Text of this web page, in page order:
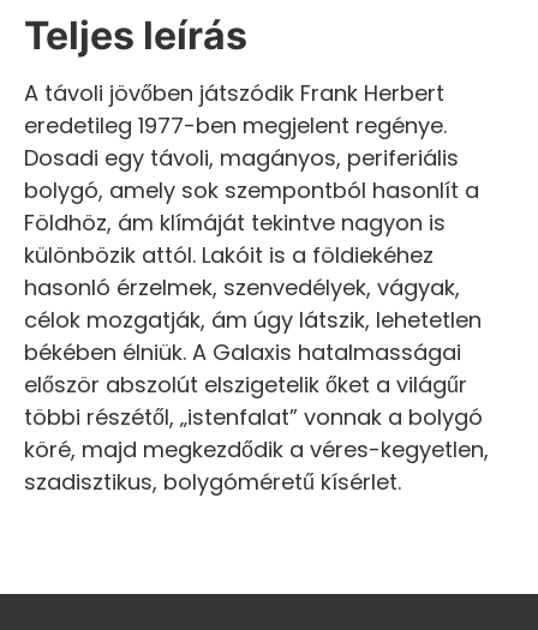
Teljes leírás
A távoli jövőben játszódik Frank Herbert
eredetileg 1977-ben megjelent regénye.
Dosadi egy távoli, magányos, periferiális
bolygó, amely sok szempontból hasonlít a
Földhöz, ám klímáját tekintve nagyon is
különbözik attól. Lakóit is a földiekéhez
hasonló érzelmek, szenvedélyek, vágyak,
célok mozgatják, ám úgy látszik, lehetetlen
békében élniük. A Galaxis hatalmasságai
először abszolút elszigetelik őket a világűr
többi részétől, „istenfalat” vonnak a bolygó
köré, majd megkezdődik a véres-kegyetlen,
szadisztikus, bolygóméretű kísérlet.